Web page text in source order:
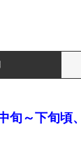
旬～下旬頃